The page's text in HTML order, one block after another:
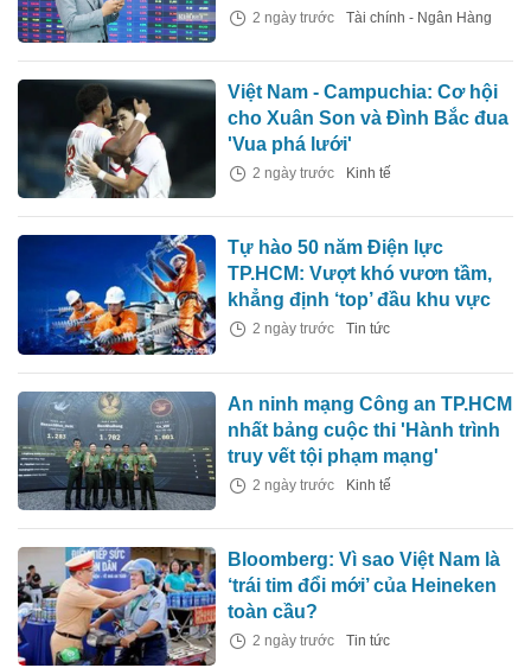
2 ngày trước Tài chính - Ngân Hàng
Việt Nam - Campuchia: Cơ hội
cho Xuân Son và Đình Bắc đua
'Vua phá lưới'
2 ngày trước Kinh tế
Tự hào 50 năm Điện lực
TP.HCM: Vượt khó vươn tầm,
khẳng định ‘top’ đầu khu vực
2 ngày trước Tin tức
An ninh mạng Công an TP.HCM
nhất bảng cuộc thi 'Hành trình
truy vết tội phạm mạng'
2 ngày trước Kinh tế
Bloomberg: Vì sao Việt Nam là
‘trái tim đổi mới’ của Heineken
toàn cầu?
2 ngày trước Tin tức